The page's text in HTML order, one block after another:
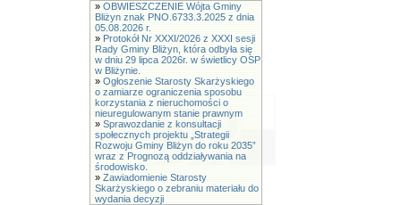
» OBWIESZCZENIE Wójta Gminy
Bliżyn znak PNO.6733.3.2025 z dnia
05.08.2026 r.
» Protokół Nr XXXI/2026 z XXXI sesji
Rady Gminy Bliżyn, która odbyła się
w dniu 29 lipca 2026r. w świetlicy OSP
w Bliżynie.
» Ogłoszenie Starosty Skarżyskiego
o zamiarze ograniczenia sposobu
korzystania z nieruchomości o
nieuregulowanym stanie prawnym
» Sprawozdanie z konsultacji
społecznych projektu „Strategii
Rozwoju Gminy Bliżyn do roku 2035”
wraz z Prognozą oddziaływania na
środowisko.
» Zawiadomienie Starosty
Skarżyskiego o zebraniu materiału do
wydania decyzji